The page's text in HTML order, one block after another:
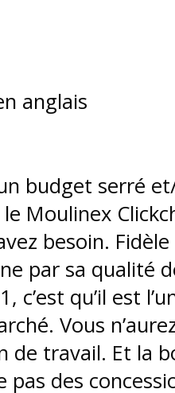
anglais
budget serré
Moulinex
besoin.
par sa qualité
c’est qu’il est
Vous
de travail. Et la
pas des